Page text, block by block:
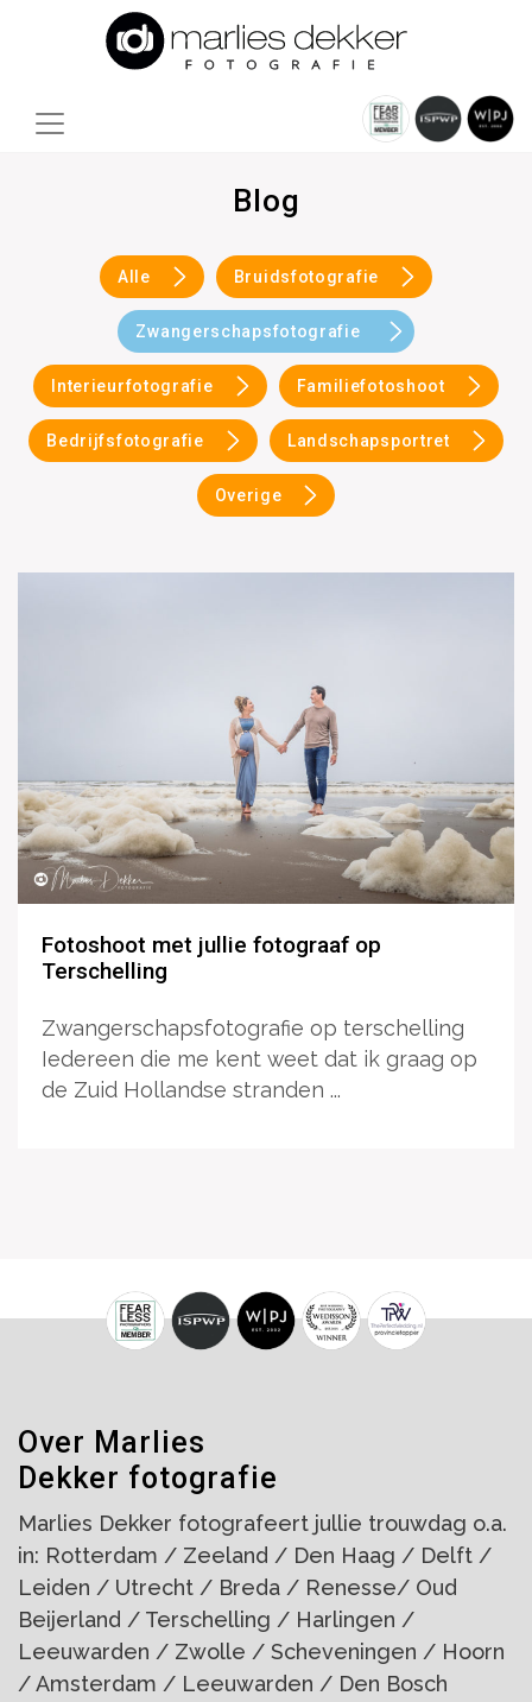
Blog
Alle Bruidsfotografie
Zwangerschapsfotografie
Interieurfotografie Familiefotoshoot
Bedrijfsfotografie Landschapsportret
Overige
Fotoshoot met jullie fotograaf op
Terschelling
Zwangerschapsfotografie op terschelling
Iedereen die me kent weet dat ik graag op
de Zuid Hollandse stranden ...
Over Marlies
Dekker fotografie
Marlies Dekker fotografeert jullie trouwdag o.a.
in: Rotterdam / Zeeland / Den Haag / Delft /
Leiden / Utrecht / Breda / Renesse/ Oud
Beijerland / Terschelling / Harlingen /
Leeuwarden / Zwolle / Scheveningen / Hoorn
/ Amsterdam / Leeuwarden / Den Bosch